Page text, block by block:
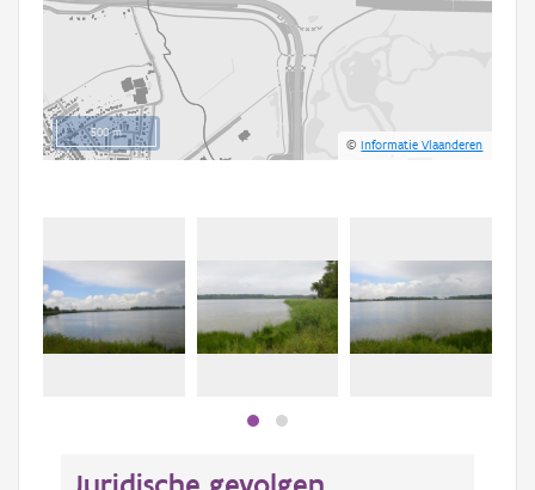
500 m
©Informatie Vlaanderen